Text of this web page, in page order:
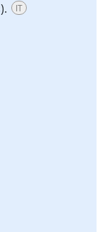
IT